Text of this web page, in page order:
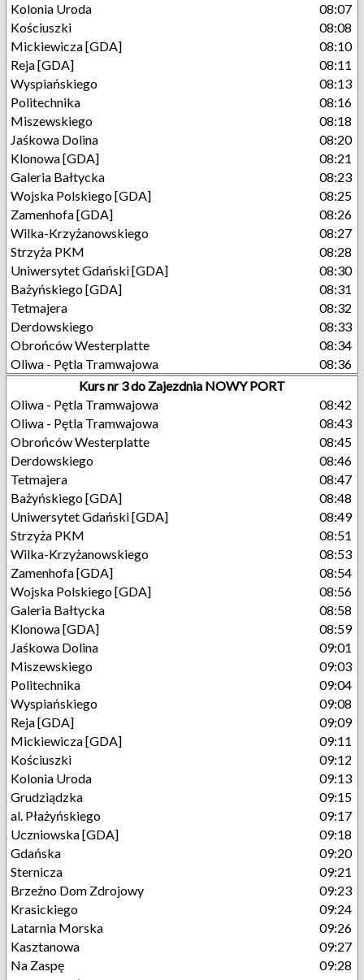
Kolonia Uroda
08:07
Kościuszki
08:08
Mickiewicza [GDA]
08:10
Reja [GDA]
08:11
Wyspiańskiego
08:13
Politechnika
08:16
Miszewskiego
08:18
Jaśkowa Dolina
08:20
Klonowa [GDA]
08:21
Galeria Bałtycka
08:23
Wojska Polskiego [GDA]
08:25
Zamenhofa [GDA]
08:26
Wilka-Krzyżanowskiego
08:27
Strzyża PKM
08:28
Uniwersytet Gdański [GDA]
08:30
Bażyńskiego [GDA]
08:31
Tetmajera
08:32
Derdowskiego
08:33
Obrońców Westerplatte
08:34
Oliwa - Pętla Tramwajowa
08:36
Kurs nr 3 do Zajezdnia NOWY PORT
Oliwa - Pętla Tramwajowa
08:42
Oliwa - Pętla Tramwajowa
08:43
Obrońców Westerplatte
08:45
Derdowskiego
08:46
Tetmajera
08:47
Bażyńskiego [GDA]
08:48
Uniwersytet Gdański [GDA]
08:49
Strzyża PKM
08:51
Wilka-Krzyżanowskiego
08:53
Zamenhofa [GDA]
08:54
Wojska Polskiego [GDA]
08:56
Galeria Bałtycka
08:58
Klonowa [GDA]
08:59
Jaśkowa Dolina
09:01
Miszewskiego
09:03
Politechnika
09:04
Wyspiańskiego
09:08
Reja [GDA]
09:09
Mickiewicza [GDA]
09:11
Kościuszki
09:12
Kolonia Uroda
09:13
Grudziądzka
09:15
al. Płażyńskiego
09:17
Uczniowska [GDA]
09:18
Gdańska
09:20
Sternicza
09:21
Brzeźno Dom Zdrojowy
09:23
Krasickiego
09:24
Latarnia Morska
09:26
Kasztanowa
09:27
Na Zaspę
09:28